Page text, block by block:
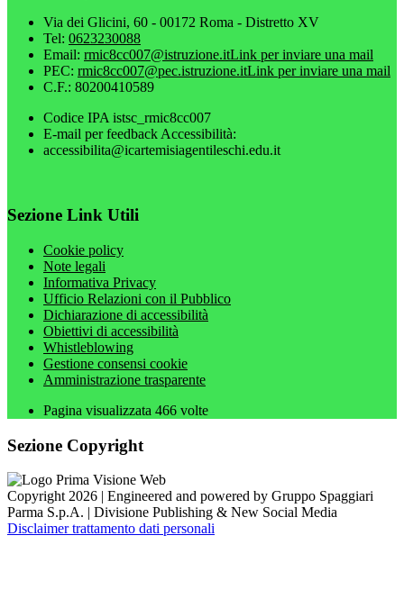
Via dei Glicini, 60 - 00172 Roma - Distretto XV
Tel: 0623230088
Email: rmic8cc007@istruzione.itLink per inviare una mail
PEC: rmic8cc007@pec.istruzione.itLink per inviare una mail
C.F.: 80200410589
Codice IPA istsc_rmic8cc007
E-mail per feedback Accessibilità:
accessibilita@icartemisiagentileschi.edu.it
Sezione Link Utili
Cookie policy
Note legali
Informativa Privacy
Ufficio Relazioni con il Pubblico
Dichiarazione di accessibilità
Obiettivi di accessibilità
Whistleblowing
Gestione consensi cookie
Amministrazione trasparente
Pagina visualizzata 466 volte
Sezione Copyright
Copyright 2026 | Engineered and powered by Gruppo Spaggiari
Parma S.p.A. | Divisione Publishing & New Social Media
Disclaimer trattamento dati personali